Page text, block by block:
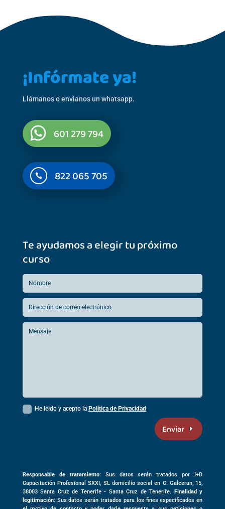
¡Infórmate ya!
Llámanos o envianos un whatsapp.
601 279 794
 822 065 705
Te ayudamos a elegir tu próximo
curso
He leido y acepto laPolítica de Privacidad
Enviar
Responsable de tratamiento: Sus datos serán tratados por I+D
Capacitación Profesional SXXI, SL domicilio social en C. Galceran, 15,
38003Santa Cruz de Tenerife - Santa Cruz de Tenerife. Finalidad y
legitimación: Sus datos serán tratados para los fines especificados en